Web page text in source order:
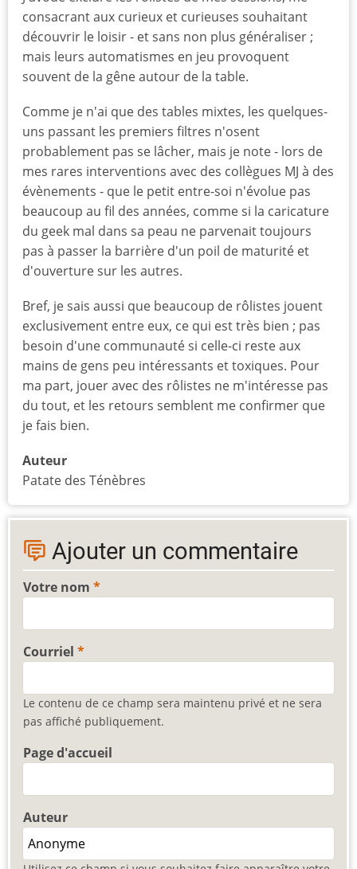
consacrant aux curieux et curieuses souhaitant
découvrir le loisir - et sans non plus généraliser ;
mais leurs automatismes en jeu provoquent
souvent de la gêne autour de la table.
Comme je n'ai que des tables mixtes, les quelques-
uns passant les premiers filtres n'osent
probablement pas se lâcher, mais je note - lors de
mes rares interventions avec des collègues MJ à des
évènements - que le petit entre-soi n'évolue pas
beaucoup au fil des années, comme si la caricature
du geek mal dans sa peau ne parvenait toujours
pas à passer la barrière d'un poil de maturité et
d'ouverture sur les autres.
Bref, je sais aussi que beaucoup de rôlistes jouent
exclusivement entre eux, ce qui est très bien ; pas
besoin d'une communauté si celle-ci reste aux
mains de gens peu intéressants et toxiques. Pour
ma part, jouer avec des rôlistes ne m'intéresse pas
du tout, et les retours semblent me confirmer que
je fais bien.
Auteur
Patate des Ténèbres
Ajouter un commentaire
Votre nom
Courriel
Le contenu de ce champ sera maintenu privé et ne sera
pas affiché publiquement.
Page d'accueil
Auteur